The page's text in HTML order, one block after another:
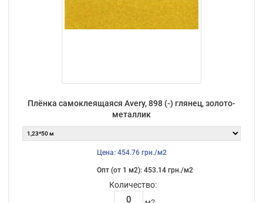
Плёнка самоклеящаяся Avery, 898 (-) глянец, золото-
металлик
Цена: 454.76 грн./м2
Опт (от 1 м2): 453.14 грн./м2
Количество: